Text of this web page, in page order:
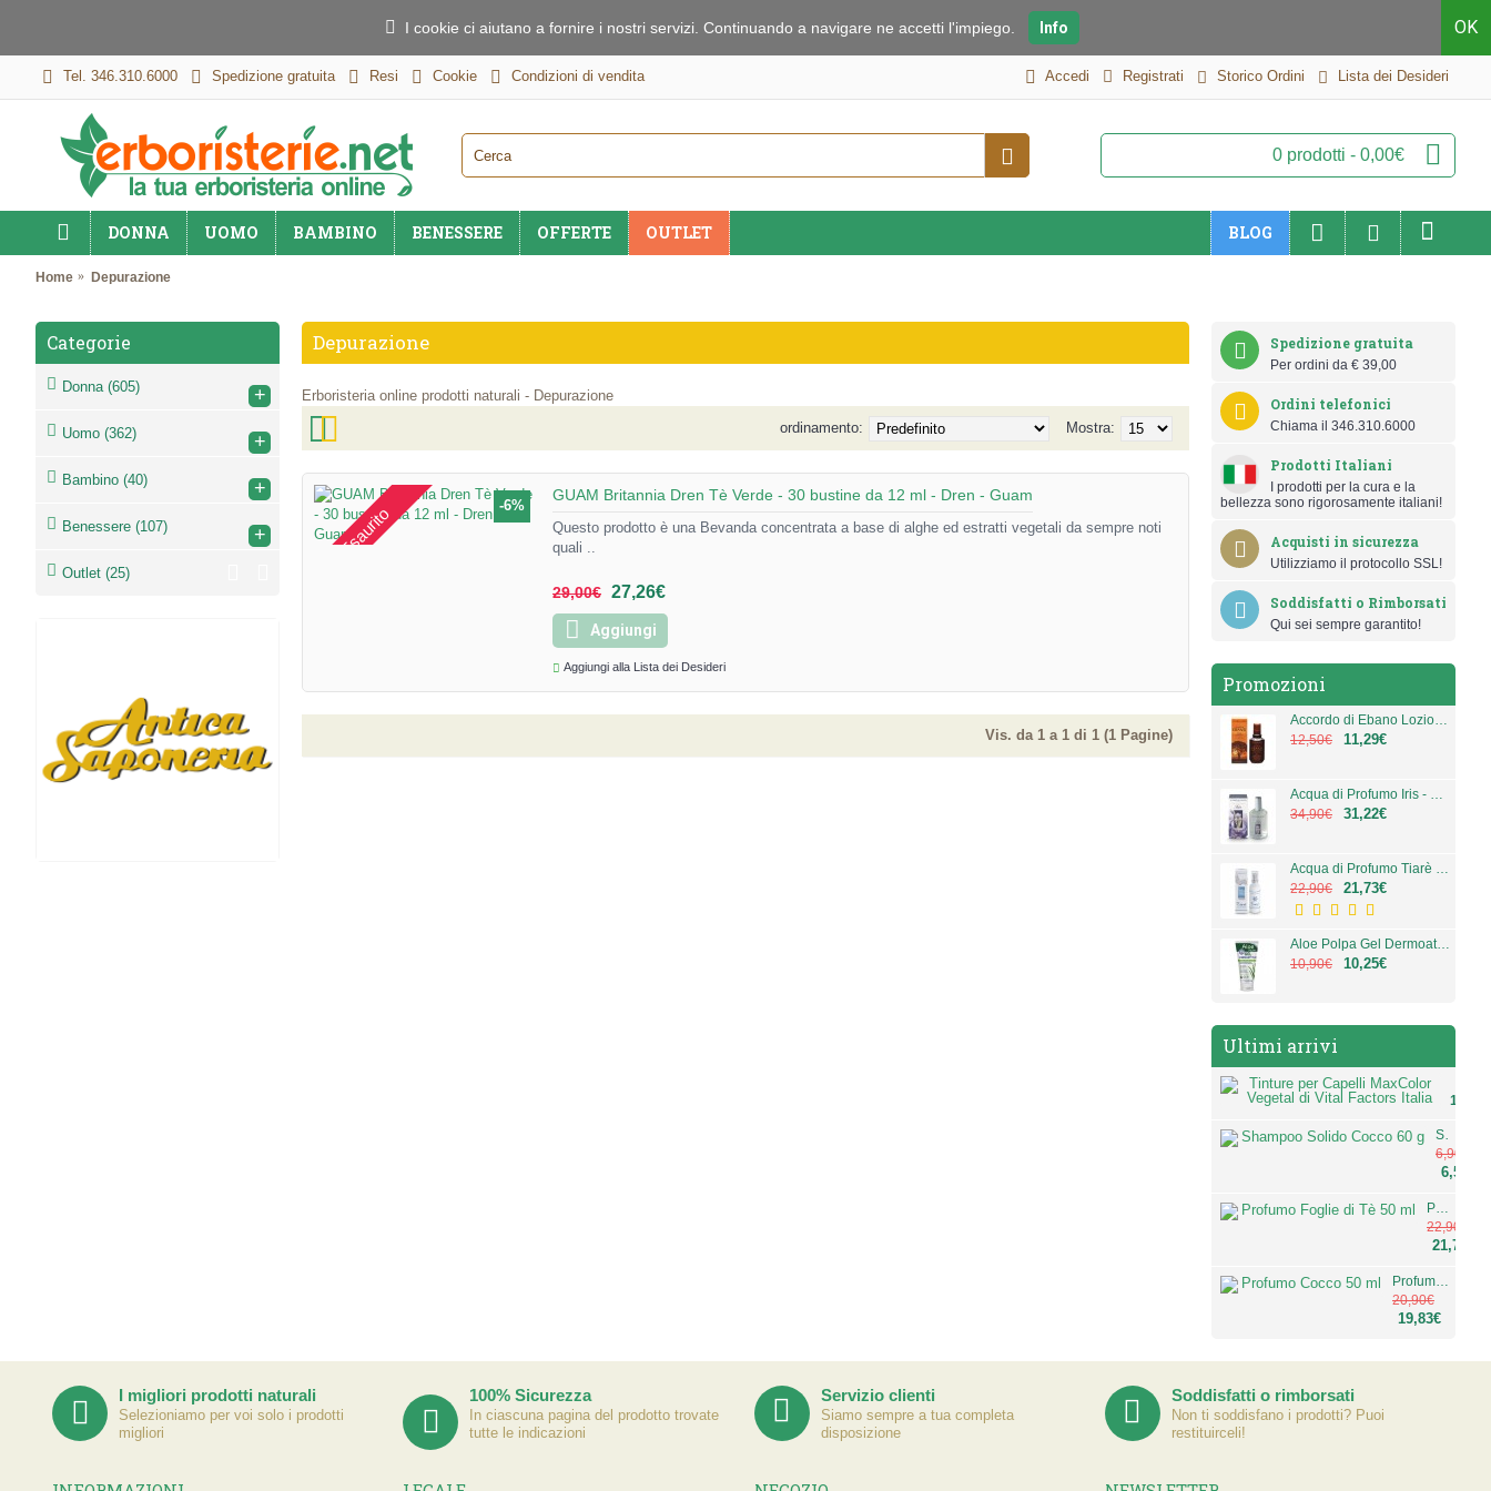
I cookie ci aiutano a fornire i nostri servizi. Continuando a navigare ne accetti l'impiego. Info OK
Tel. 346.310.6000 Spedizione gratuita Resi Cookie Condizioni di vendita Accedi Registrati Storico Ordini Lista dei Desideri
0 prodotti - 0,00€
DONNA UOMO BAMBINO BENESSERE OFFERTE OUTLET BLOG
Home Depurazione
Categorie
Donna (605) +
Uomo (362) +
Bambino (40) +
Benessere (107) +
Outlet (25)
Spedizione gratuita
Per ordini da € 39,00
Ordini telefonici
Chiama il 346.310.6000
Prodotti Italiani
I prodotti per la cura e la
bellezza sono rigorosamente italiani!
Acquisti in sicurezza
Utilizziamo il protocollo SSL!
Soddisfatti o Rimborsati
Qui sei sempre garantito!
Promozioni
Accordo di Ebano Lozione Deodorante 100 ml
12,50€
11,29€
Acqua di Profumo Iris - 100 ml - Iris - L'Erbolario
34,90€
31,22€
Acqua di Profumo Tiarè - 50 ml - Tiarè - L'Erbolario
22,90€
21,73€
Aloe Polpa Gel Dermoattivo 200 Ml
10,90€
10,25€
Ultimi arrivi
12,50€
Shampoo Solido Cocco 60 g
6,90€
6,55€
Profumo Foglie di Tè 50 ml
22,90€
21,73€
Profumo Cocco 50 ml
20,90€
19,83€
Depurazione
Erboristeria online prodotti naturali - Depurazione
Mostra:
ordinamento:
-6%
Esaurito
GUAM Britannia Dren Tè Verde - 30 bustine da 12 ml - Dren - Guam
Questo prodotto è una Bevanda concentrata a base di alghe ed estratti vegetali da sempre noti
quali ..
29,00€ 27,26€
Aggiungi
Aggiungi alla Lista dei Desideri
Vis. da 1 a 1 di 1 (1 Pagine)
I migliori prodotti naturali
Selezioniamo per voi solo i prodotti
migliori
100% Sicurezza
In ciascuna pagina del prodotto trovate
tutte le indicazioni
Servizio clienti
Siamo sempre a tua completa
disposizione
Soddisfatti o rimborsati
Non ti soddisfano i prodotti? Puoi
restituirceli!